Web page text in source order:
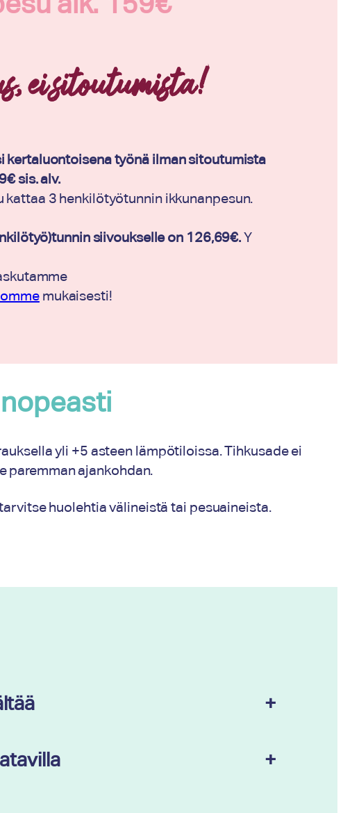
ei sitoutumista!
kertaluontoisena työnä ilman sitoutumista
sis. alv.
kattaa 3 henkilötyötunnin ikkunanpesun.
siivoukselle on 126,69€.Y
mukaisesti!
yli +5 asteen lämpötiloissa. Tihkusade ei
paremman ajankohdan.
huolehtia välineistä tai pesuaineista.
+
+